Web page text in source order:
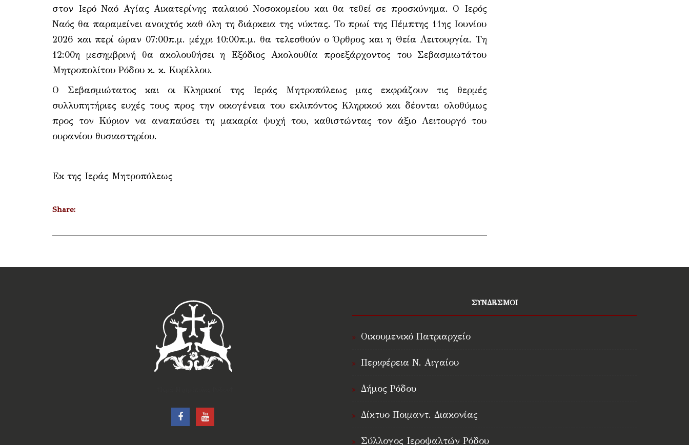
στον Ιερό Ναό Αγίας Αικατερίνης παλαιού Νοσοκομείου και θα τεθεί σε προσκύνημα. Ο Ιερός
Ναός θα παραμείνει ανοιχτός καθ᾽ όλη τη διάρκεια της νύκτας. Το πρωί της Πέμπτης 11ης Ιουνίου
2026 και περί ώραν 07:00π.μ. μέχρι 10:00π.μ. θα τελεσθούν ο Όρθρος και η Θεία Λειτουργία. Τη
12:00η μεσημβρινή θα ακολουθήσει η Εξόδιος Ακολουθία προεξάρχοντος του Σεβασμιωτάτου
Μητροπολίτου Ρόδου κ. κ. Κυρίλλου.
Ο Σεβασμιώτατος και οι Κληρικοί της Ιεράς Μητροπόλεως μας εκφράζουν τις θερμές
συλλυπητήριες ευχές τους προς την οικογένεια του εκλιπόντος Κληρικού και δέονται ολοθύμως
προς τον Κύριον να αναπαύσει τη μακαρία ψυχή του, καθιστώντας τον άξιο Λειτουργό του
ουρανίου θυσιαστηρίου.
Εκ της Ιεράς Μητροπόλεως
Share:
ΣΥΝΔΕΣΜΟΙ
Οικουμενικό Πατριαρχείο
Περιφέρεια Ν. Αιγαίου
Δήμος Ρόδου
Δίκτυο Ποιμαντ. Διακονίας
Σύλλογος Ιεροψαλτών Ρόδου